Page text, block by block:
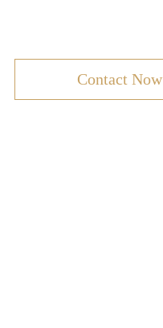
Contact Now